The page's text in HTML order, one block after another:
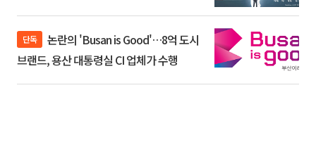
단독
브랜드, 용산 대통령실 CI 업체가 수행